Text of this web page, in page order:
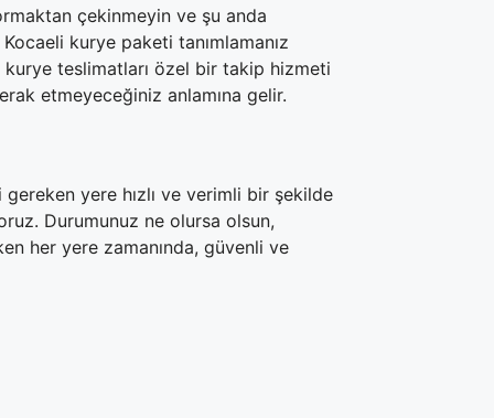
çekinmeyin ve şu anda
kurye paketi tanımlamanız
kurye teslimatları özel bir takip hizmeti
etmeyeceğiniz anlamına gelir.
yere hızlı ve verimli bir şekilde
Durumunuz ne olursa olsun,
her yere zamanında, güvenli ve